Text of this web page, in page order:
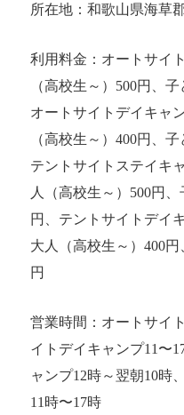
所在地：和歌山県海草
利用料金：オートサイ
（高校生～）500円、
オートサイトデイキャ
（高校生～）400円、
テントサイトステイキ
人（高校生～）500円
円、テントサイトデイ
大人（高校生～）400
円
営業時間：オートサイ
イトデイキャンプ11〜
ャンプ12時～翌朝10時
11時〜17時